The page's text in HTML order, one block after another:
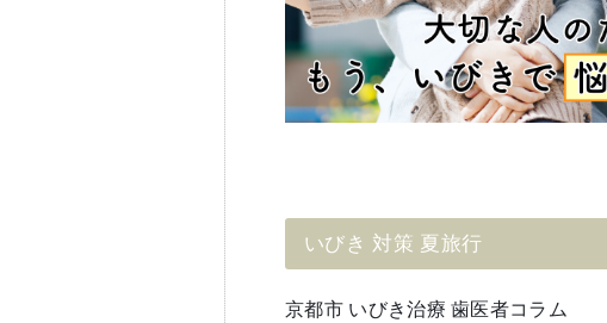
いびき 対策 夏旅行
京都市 いびき治療 歯医者コラム